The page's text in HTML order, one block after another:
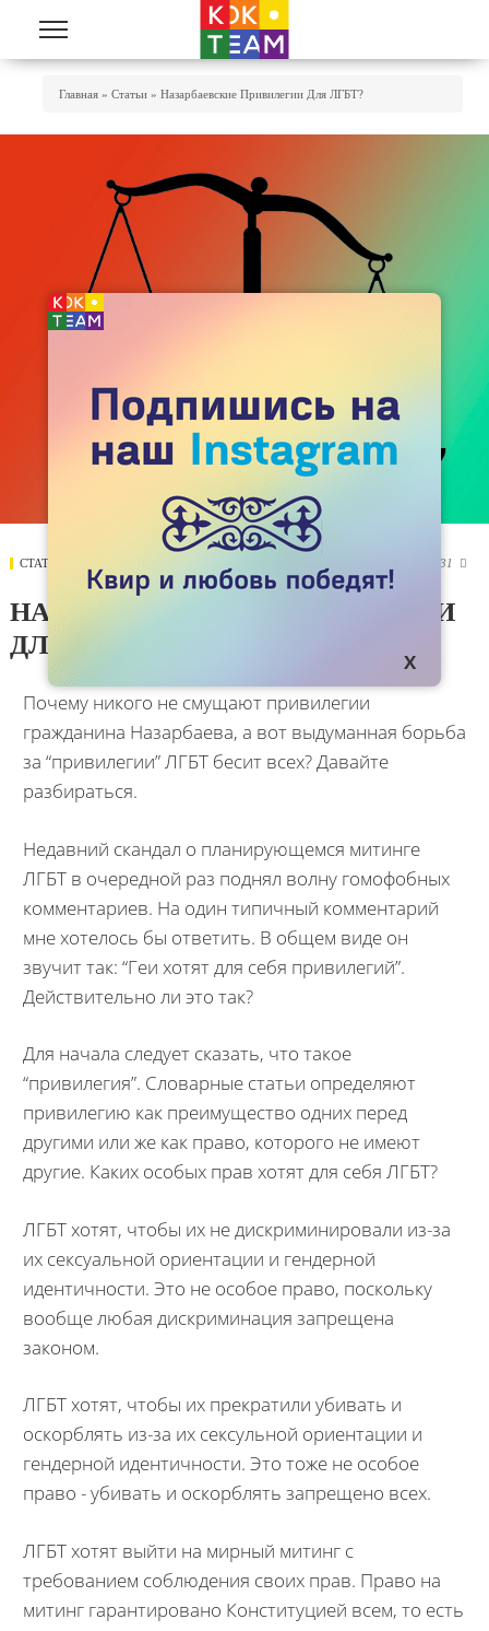
Перейти к основному содержанию
Главная » Статьи » Назарбаевские Привилегии Для ЛГБТ?
СТАТЬИ 4831 
НАЗАРБАЕВСКИЕ ПРИВИЛЕГИИ
ДЛЯ ЛГБТ?
Почему никого не смущают привилегии
гражданина Назарбаева, а вот выдуманная борьба
за “привилегии” ЛГБТ бесит всех? Давайте
разбираться.
Недавний скандал о планирующемся митинге
ЛГБТ в очередной раз поднял волну гомофобных
комментариев. На один типичный комментарий
мне хотелось бы ответить. В общем виде он
звучит так: “Геи хотят для себя привилегий”.
Действительно ли это так?
Для начала следует сказать, что такое
“привилегия”. Словарные статьи определяют
привилегию как преимущество одних перед
другими или же как право, которого не имеют
другие. Каких особых прав хотят для себя ЛГБТ?
ЛГБТ хотят, чтобы их не дискриминировали из-за
их сексуальной ориентации и гендерной
идентичности. Это не особое право, поскольку
вообще любая дискриминация запрещена
законом.
ЛГБТ хотят, чтобы их прекратили убивать и
оскорблять из-за их сексульной ориентации и
гендерной идентичности. Это тоже не особое
право - убивать и оскорблять запрещено всех.
ЛГБТ хотят выйти на мирный митинг с
требованием соблюдения своих прав. Право на
митинг гарантировано Конституцией всем, то есть